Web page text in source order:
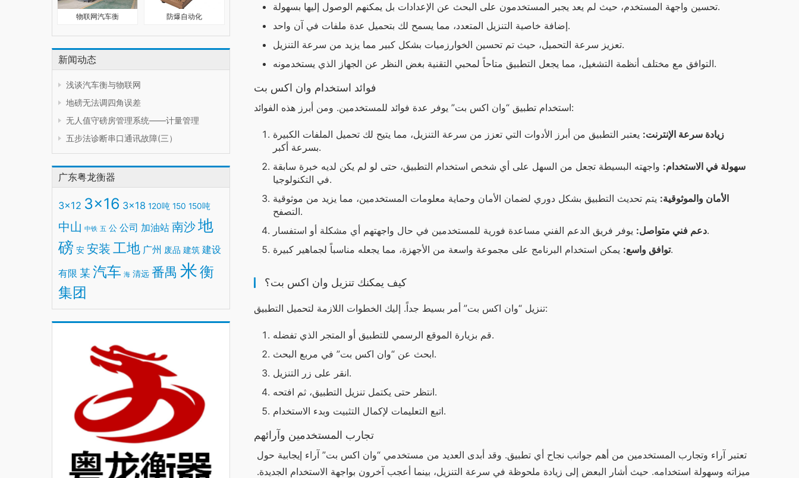
物联网汽车衡 防爆自动化
新闻动态
浅谈汽车衡与物联网
地磅无法调四角误差
无人值守磅房管理系统——计量管理
五步法诊断串口通讯故障(三）
广东粤龙衡器
3x12 3x16 3x18 120吨 150 150吨
中山 中铁 五 公 公司 加油站 南沙地
磅 安 安装 工地 广州 废品 建筑 建设
有限 某 汽车 海 清远 番禺 米衡
集团
تحسين واجهة المستخدم، حيث لم يعد يجبر المستخدمون على البحث عن الإعدادات بل يمكنهم الوصول إليها بسهولة.
إضافة خاصية التنزيل المتعدد، مما يسمح لك بتحميل عدة ملفات في آن واحد.
تعزيز سرعة التحميل، حيث تم تحسين الخوارزميات بشكل كبير مما يزيد من سرعة التنزيل.
التوافق مع مختلف أنظمة التشغيل، مما يجعل التطبيق متاحاً لمحبي التقنية بغض النظر عن الجهاز الذي يستخدمونه.
فوائد استخدام وان اكس بت
استخدام تطبيق “وان اكس بت” يوفر عدة فوائد للمستخدمين. ومن أبرز هذه الفوائد:
زيادة سرعة الإنترنت: يعتبر التطبيق من أبرز الأدوات التي تعزز من سرعة التنزيل، مما يتيح لك تحميل الملفات الكبيرة
بسرعة أكبر.
سهولة في الاستخدام: واجهته البسيطة تجعل من السهل على أي شخص استخدام التطبيق، حتى لو لم يكن لديه خبرة سابقة
في التكنولوجيا.
الأمان والموثوقية: يتم تحديث التطبيق بشكل دوري لضمان الأمان وحماية معلومات المستخدمين، مما يزيد من موثوقية
التصفح.
دعم فني متواصل:يوفر فريق الدعم الفني مساعدة فورية للمستخدمين في حال واجهتهم أي مشكلة أو استفسار.
توافق واسع:يمكن استخدام البرنامج على مجموعة واسعة من الأجهزة، مما يجعله مناسباً لجماهير كبيرة.
كيف يمكنك تنزيل وان اكس بت؟
تنزيل “وان اكس بت” أمر بسيط جداً. إليك الخطوات اللازمة لتحميل التطبيق:
قم بزيارة الموقع الرسمي للتطبيق أو المتجر الذي تفضله.
ابحث عن “وان اكس بت” في مربع البحث.
انقر على زر التنزيل.
انتظر حتى يكتمل تنزيل التطبيق، ثم افتحه.
اتبع التعليمات لإكمال التثبيت وبدء الاستخدام.
تجارب المستخدمين وآرائهم